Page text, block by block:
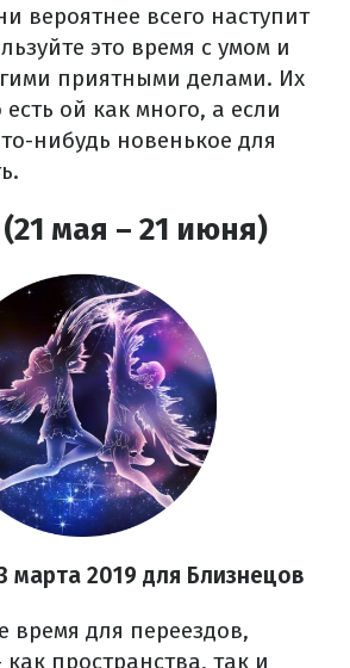
вероятнее всего наступит
это время с умом и
приятными делами. Их
ой как много, а если
нибудь новенькое для
мая – 21 июня)
марта 2019 для Близнецов
время для переездов,
пространства, так и